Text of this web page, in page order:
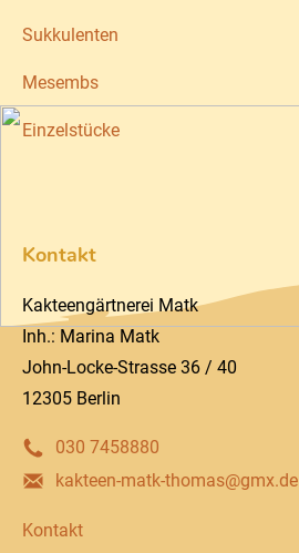
Sukkulenten
Mesembs
Einzelstücke
Kontakt
Kakteengärtnerei Matk
Inh.: Marina Matk
John-Locke-Strasse 36 / 40
12305 Berlin
030 7458880
kakteen-matk-thomas@gmx.de
Kontakt